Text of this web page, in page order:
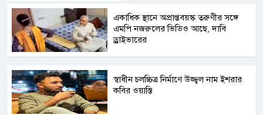
একাধিক স্থানে অপ্রাপ্তবয়স্ক তরুণীর সঙ্গে
এমপি নজরুলের ভিডিও আছে, দাবি
ড্রাইভারের
স্বাধীন চলচ্চিত্র নির্মাণে উজ্জ্বল নাম ইশরার
কবির ওয়াস্তি